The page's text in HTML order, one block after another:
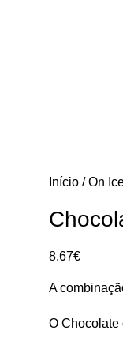
Início On
8.67€
A
O Chocolate